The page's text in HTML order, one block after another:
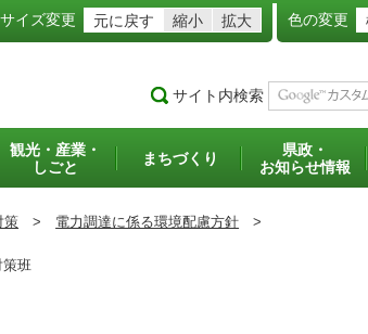
イズ変更 元に戻す 縮小 拡大 色の変更
サイト内検索
観光・産業・
しごと
まちづくり
県政・
お知らせ情報
策 > 電力調達に係る環境配慮方針 >
策班